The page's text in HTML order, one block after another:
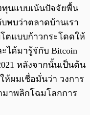
ทุนแบบเน้นปัจจัยพื้น
พบว่าตลาดบ้านเรา
ตแบบก้าวกระโดดให้
ได้มารู้จักับ Bitcoin
หลังจากนั้นเป็นต้น
ห้ผมเชื่อมั่นว่า วงการ
าพลิกโฉมโลกการ